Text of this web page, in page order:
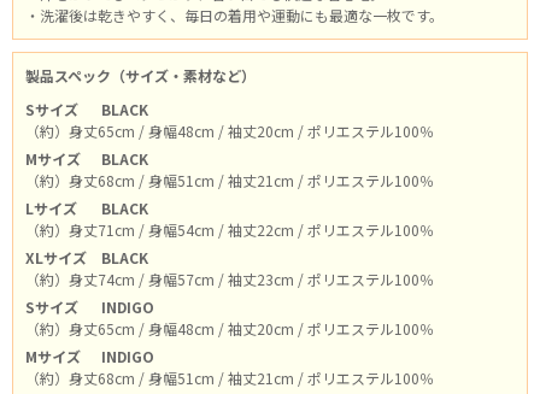
・洗濯後は乾きやすく、毎日の着用や運動にも最適な一枚です。
製品スペック（サイズ・素材など）
Sサイズ
BLACK
（約）身丈65cm / 身幅48cm / 袖丈20cm / ポリエステル100％
Mサイズ
BLACK
（約）身丈68cm / 身幅51cm / 袖丈21cm / ポリエステル100％
Lサイズ
BLACK
（約）身丈71cm / 身幅54cm / 袖丈22cm / ポリエステル100％
XLサイズ
BLACK
（約）身丈74cm / 身幅57cm / 袖丈23cm / ポリエステル100％
Sサイズ
INDIGO
（約）身丈65cm / 身幅48cm / 袖丈20cm / ポリエステル100％
Mサイズ
INDIGO
（約）身丈68cm / 身幅51cm / 袖丈21cm / ポリエステル100％